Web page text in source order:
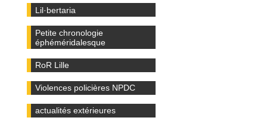
Lil·bertaria
Petite chronologie
éphéméridalesque
RoR Lille
Violences policières NPDC
actualités extérieures